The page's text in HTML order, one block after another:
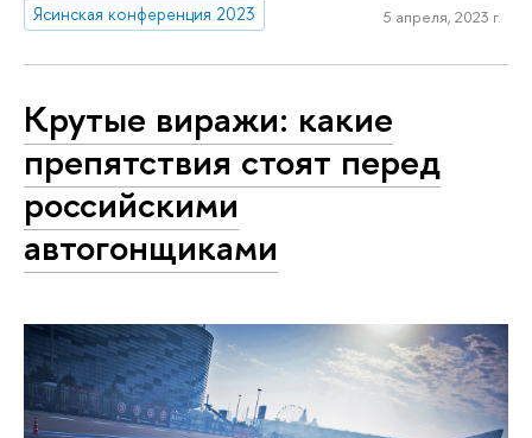
Ясинская конференция 2023
5 апреля, 2023 г.
Крутые виражи: какие
препятствия стоят перед
российскими
автогонщиками